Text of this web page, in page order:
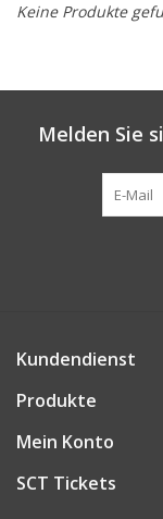
Keine Produkte
Melden Sie
Kundendienst
Produkte
Mein Konto
SCT Tickets